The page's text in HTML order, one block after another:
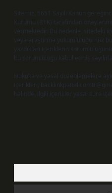
Sitemiz, 5651 Sayılı Kanun
Kurumu (BTK) tarafından
vermektedir. Bu nedenle, sitedeki
veya araştırma yükümlülüğümüz
yazdıkları içeriklerin
bu sorumluluğu kabul etmiş
Hukuka ve yasal düzenlemelere
içerikleri,
halinde, ilgili içerikler yasal süre